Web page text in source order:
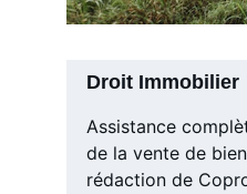
Droit Immobilier
Assistance
de la vente de
rédaction de